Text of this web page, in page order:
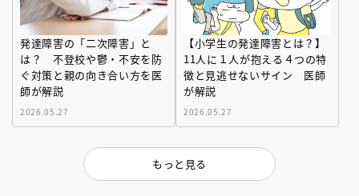
発達障害の「二次障害」と
は？ 不登校や鬱・不安を防
ぐ対策と親の向き合い方を医
師が解説
2026.05.27
【小学生の発達障害とは？】
11人に１人が抱える４つの特
徴と見逃せないサイン 医師
が解説
2026.05.27
もっと見る